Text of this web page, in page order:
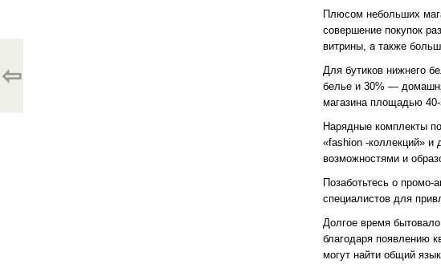
Плюсом небольших
совершение покупок
витрины, а также
Для бутиков нижнего
белье и 30% —
магазина площадью 40-
Нарядные комплекты
«fashion -коллекций» и
возможностями и
Позаботьтесь о
специалистов для
Долгое время
благодаря появлению
могут найти общий
⇦